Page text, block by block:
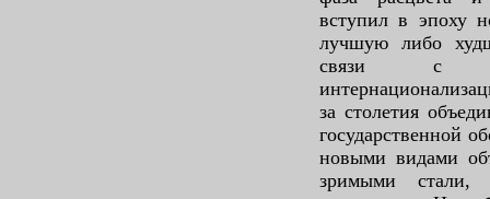
вступил в эпоху
лучшую либо
связи с
за столетия
государственной
новыми видами
зримыми стали,